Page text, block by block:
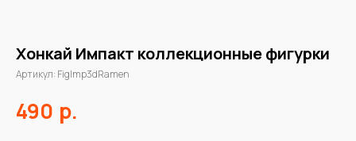
Хонкай Импакт коллекционные фигурки
Артикул: FigImp3dRamen
490 р.